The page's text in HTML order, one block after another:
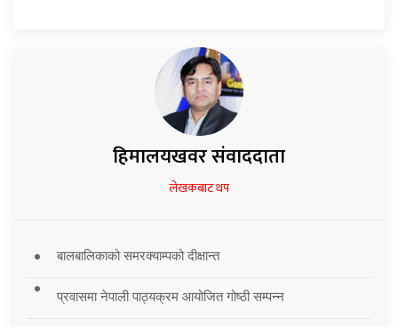
हिमालयखवर संवाददाता
लेखकबाट थप
बालबालिकाको समरक्याम्पको दीक्षान्त
प्रवासमा नेपाली पाठ्यक्रम आयोजित गोष्ठी सम्पन्न